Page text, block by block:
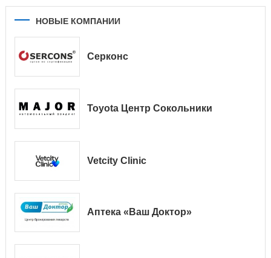
НОВЫЕ КОМПАНИИ
Серконс
Toyota Центр Сокольники
Vetcity Clinic
Аптека «Ваш Доктор»